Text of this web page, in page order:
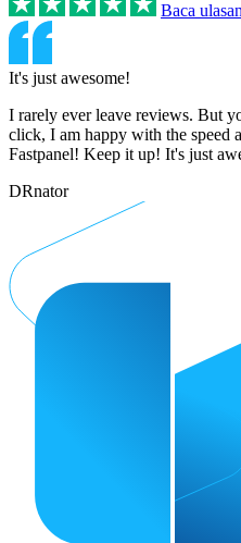
Baca ulasan
It's just awesome!
I rarely ever leave reviews. But
click, I am happy with the speed
Fastpanel! Keep it up! It's just
DRnator